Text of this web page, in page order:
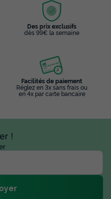
Des prix exclusifs
dès 99€ la semaine
Facilités de paiement
Réglez en 3x sans frais ou
en 4x par carte bancaire
!